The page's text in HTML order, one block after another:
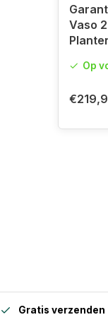
Vaso
Op
Gratis verzenden